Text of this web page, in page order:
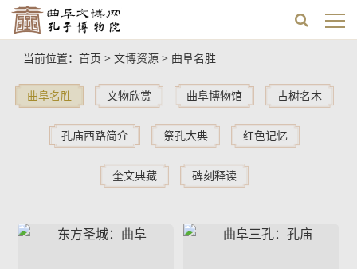
当前位置： 首页 > 文博资源> 曲阜名胜
曲阜名胜 文物欣赏 曲阜博物馆 古树名木
孔庙西路简介 祭孔大典 红色记忆
奎文典藏 碑刻释读